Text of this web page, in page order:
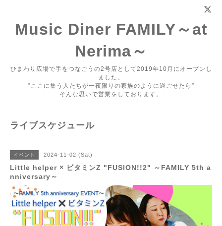
Music Diner FAMILY～at
Nerima～
ひまわり広場で手をつなごうの2号店として2019年10月にオープンし
ました。
”ここに集う人たちが一夜限りの家族のように過ごせたら”
そんな思いで営業をしております。
ライブスケジュール
イベント 2024-11-02 (Sat)
Little helper × ビタミンZ "FUSION!!2" ～FAMILY 5th a
nniversary～